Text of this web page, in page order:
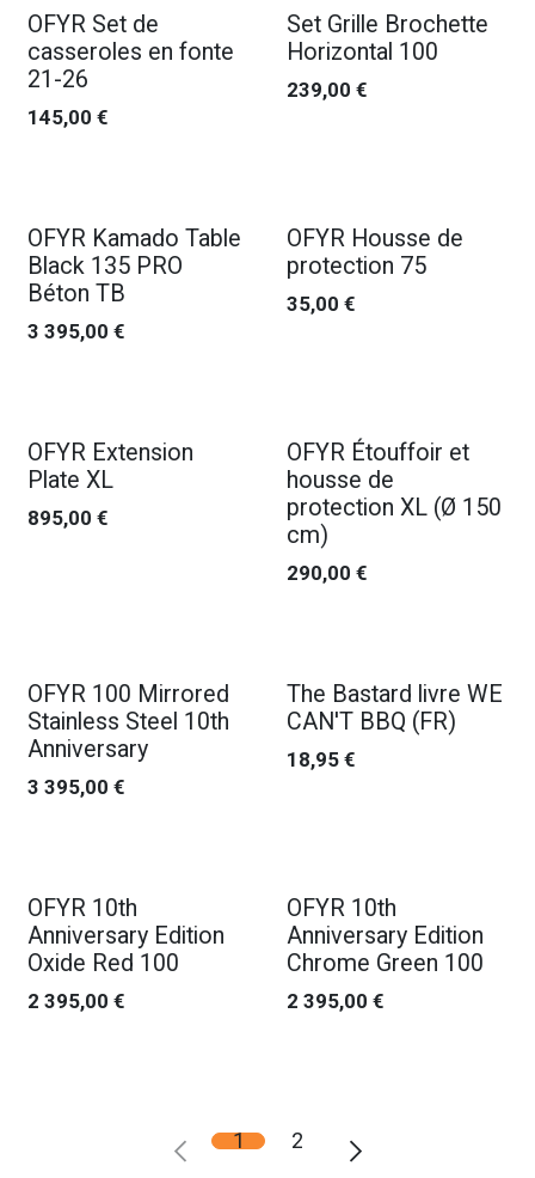
OFYR Set de
casseroles en fonte
21-26
145,00 €
Set Grille Brochette
Horizontal 100
239,00 €
OFYR Kamado Table
Black 135 PRO
Béton TB
3 395,00 €
OFYR Housse de
protection 75
35,00 €
OFYR Extension
Plate XL
895,00 €
OFYR Étouffoir et
housse de
protection XL (Ø 150
cm)
290,00 €
OFYR 100 Mirrored
Stainless Steel 10th
Anniversary
3 395,00 €
The Bastard livre WE
CAN'T BBQ (FR)
18,95€
OFYR 10th
Anniversary Edition
Oxide Red 100
2 395,00 €
OFYR 10th
Anniversary Edition
Chrome Green 100
2 395,00 €
1 2